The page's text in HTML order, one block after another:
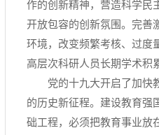
作的创新精神，营造科学民
开放包容的创新氛围。完善
环境，改变频繁考核、过度
高层次科研人员长期学术积
党的十九大开启了加快
的历史新征程。建设教育强
础工程，必须把教育事业放